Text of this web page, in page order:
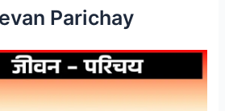
Parichay